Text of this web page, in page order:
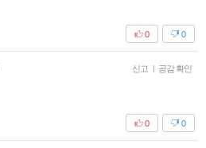
0
0
신고 | 공감 확인
0
0